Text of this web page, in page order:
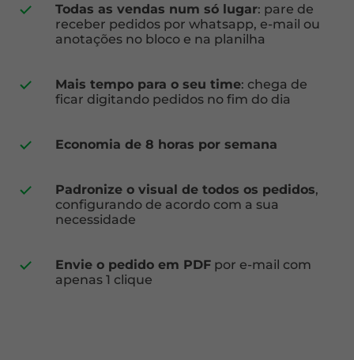
Todas as vendas num só lugar: pare de
receber pedidos por whatsapp, e-mail ou
anotações no bloco e na planilha
Mais tempo para o seu time: chega de
ficar digitando pedidos no fim do dia
Economia de 8 horas por semana
Padronize o visual de todos os pedidos,
configurando de acordo com a sua
necessidade
Envie o pedido em PDF por e-mail com
apenas 1 clique